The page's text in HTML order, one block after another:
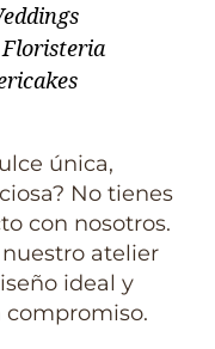
Floristeria
única,
No tienes
con nosotros.
atelier
ideal y
compromiso.